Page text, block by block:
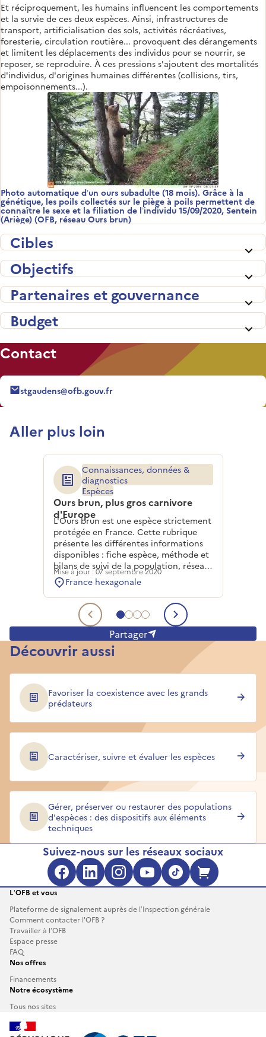
Et réciproquement, les humains influencent les comportements
et la survie de ces deux espèces. Ainsi, infrastructures de
transport, artificialisation des sols, activités récréatives,
foresterie, circulation routière... provoquent des dérangements
et limitent les déplacements des individus pour se nourrir, se
reposer, se reproduire. À ces pressions s'ajoutent des mortalités
d'individus, d'origines humaines différentes (collisions, tirs,
empoisonnements...).
Photo automatique d’un ours subadulte (18 mois). Grâce à la
génétique, les poils collectés sur le piège à poils permettent de
connaître le sexe et la filiation de l’individu 15/09/2020, Sentein
(Ariège) (OFB, réseau Ours brun)
Cibles
Objectifs
Partenaires et gouvernance
Budget
Contact
stgaudens@ofb.gouv.fr
Aller plus loin
Aller au contenu 1
Aller au contenu 2
Aller au contenu 3
Aller au contenu 4
Ours brun, plus gros carnivore
d'Europe
Connaissances, données &
diagnostics
Espèces
L'Ours brun est une espèce strictement
protégée en France. Cette rubrique
présente les différentes informations
disponibles : fiche espèce, méthode et
bilans de suivi de la population, réseau
Ours brun et sa lettre d'information...
Mise à jour : 07 septembre 2020
France hexagonale
Contenu précédent
Contenu
Partager
Découvrir aussi
Favoriser la coexistence avec les grands
prédateurs
Caractériser, suivre et évaluer les espèces
Gérer, préserver ou restaurer des populations
d'espèces : des dispositifs aux éléments
techniques
Suivez-nous sur les réseaux sociaux
Facebook (s'ouvre dans une
LinkedIn (s'ouvre dans
Instagram (s'ouvre
YouTube
TikTok
L’OFB et vous
Plateforme de signalement auprès de l’Inspection générale
Comment contacter l'OFB ?
Travailler à l’OFB
Espace presse
FAQ
Nos offres
Financements
Notre écosystème
Tous nos sites